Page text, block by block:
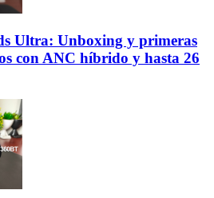
Ultra: Unboxing y primeras
con ANC híbrido y hasta 26